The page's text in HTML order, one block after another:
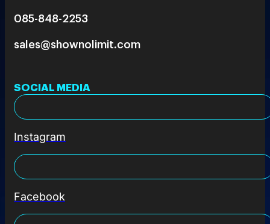
085-848-2253
sales@shownolimit.com
SOCIAL MEDIA
Instagram
Facebook